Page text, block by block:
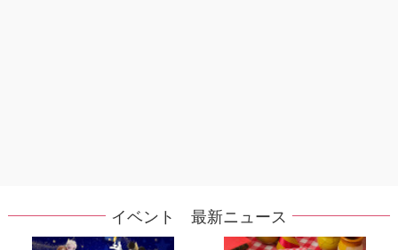
イベント 最新ニュース